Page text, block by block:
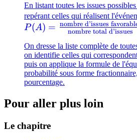
En listant toutes les issues
repérant celles qui réalisent
P(A) = nombre total d’issues
nombre d’issues
On dresse la liste complète de
on identifie celles qui
puis on applique la formule de
probabilité sous forme
pourcentage.
Pour aller plus loin
Le chapitre